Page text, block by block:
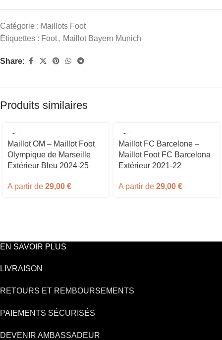
Catégorie : Maillots Foot
Étiquettes : Foot, Maillot Bayern Munich
Share:
Produits similaires
Maillot OM – Maillot Foot
Olympique de Marseille
Extérieur Bleu 2024-25
A partir de 29,00 €
Maillot FC Barcelone –
Maillot Foot FC Barcelona
Extérieur 2021-22
A partir de 29,00 €
EN SAVOIR PLUS
LIVRAISON
RETOURS ET REMBOURSEMENTS
PAIEMENTS SÉCURISÉS
DEVENIR AMBASSADEUR